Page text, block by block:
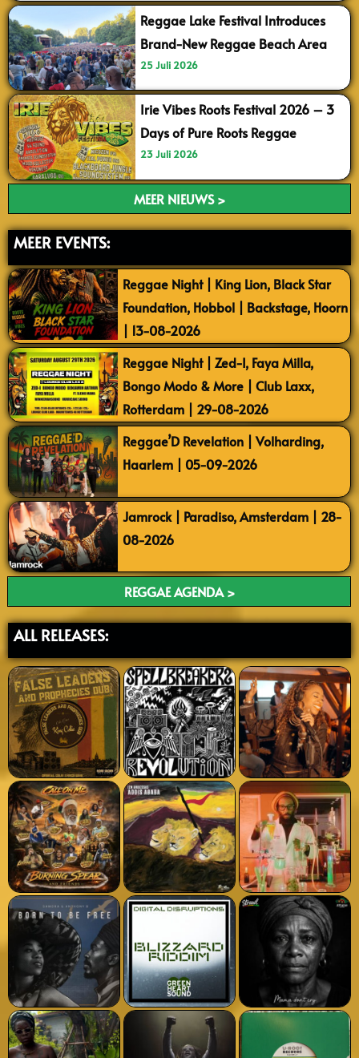
Reggae Lake Festival Introduces
Brand-New Reggae Beach Area
25 Juli 2026
Irie Vibes Roots Festival 2026 – 3
Days of Pure Roots Reggae
23 Juli 2026
MEER NIEUWS >
MEER EVENTS:
Reggae Night | King Lion, Black Star
Foundation, Hobbol | Backstage, Hoorn
| 13-08-2026
Reggae Night | Zed-I, Faya Milla,
Bongo Modo & More | Club Laxx,
Rotterdam | 29-08-2026
Reggae’D Revelation | Volharding,
Haarlem | 05-09-2026
Jamrock | Paradiso, Amsterdam | 28-
08-2026
REGGAE AGENDA >
ALL RELEASES: